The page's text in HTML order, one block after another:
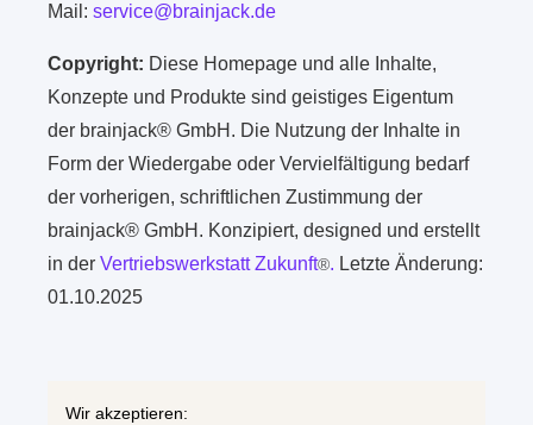
Mail:service@brainjack.de
Copyright: Diese Homepage und alle Inhalte,
Konzepte und Produkte sind geistiges Eigentum
der brainjack® GmbH. Die Nutzung der Inhalte in
Form der Wiedergabe oder Vervielfältigung bedarf
der vorherigen, schriftlichen Zustimmung der
brainjack® GmbH. Konzipiert, designed und erstellt
in derVertriebswerkstatt Zukunft®. Letzte Änderung:
01.10.2025
Wir akzeptieren: